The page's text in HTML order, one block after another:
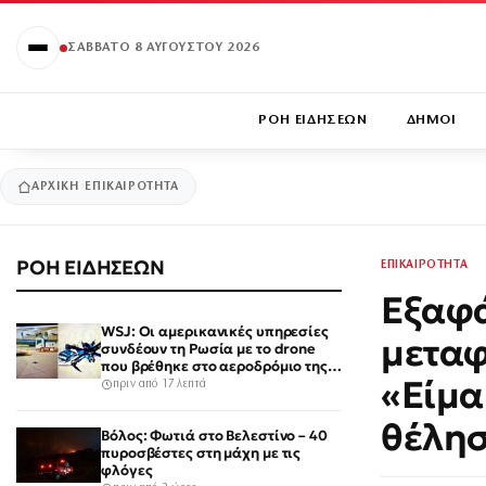
ΣΆΒΒΑΤΟ 8 ΑΥΓΟΎΣΤΟΥ 2026
ΡΟΗ ΕΙΔΗΣΕΩΝ ΔΗΜΟΙ
ΑΡΧΙΚΉ ΕΠΙΚΑΙΡΟΤΗΤΑ
ΡΟΗ ΕΙΔΗΣΕΩΝ
WSJ: Οι αμερικανικές υπηρεσίες
συνδέουν τη Ρωσία με το drone
που βρέθηκε στο αεροδρόμιο της
Λειψίας
πριν από 17 λεπτά
Βόλος: Φωτιά στο Βελεστίνο – 40
πυροσβέστες στη μάχη με τις
φλόγες
ΕΠΙΚΑΙΡΟΤΗΤΑ